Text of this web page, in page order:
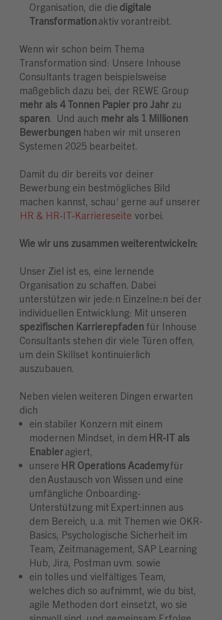
Organisation, die die digitale
Transformationaktiv vorantreibt.
Wenn wir schon beim Thema
Transformation sind: Unsere Inhouse
Consultants tragen beispielsweise
maßgeblich dazu bei, der REWE Group
mehr als 4 Tonnen Papier pro Jahr zu
sparen. Und auch mehr als 1 Millionen
Bewerbungen haben wir mit unseren
Systemen 2025 bearbeitet.
Damit du dir bereits vor deiner
Bewerbung ein bestmögliches Bild
machen kannst, schau‘ gerne auf unserer
HR & HR-IT-Karriereseite vorbei.
Wie wir uns zusammen weiterentwickeln:
Unser Ziel ist es, eine lernende
Organisation zu schaffen. Dabei
unterstützen wir jede:n Einzelne:n bei der
individuellen Entwicklung: Mit unseren
spezifischen Karrierepfaden für Inhouse
Consultants stehen dir viele Türen offen,
um dein Skillset kontinuierlich
auszubauen.
Neben vielen weiteren Dingen erwarten
dich
ein stabiler Konzern mit einem
modernen Mindset, in dem HR-IT als
Enableragiert,
unsere HR Operations Academyfür
den Austausch von Wissen und eine
umfängliche Onboarding-
Unterstützung mit Expert:innen aus
dem Bereich, u.a. mit Themen wie OKR-
Basics, Psychologische Sicherheit im
Team, Zeitmanagement, SAP Learning
Hub, Jira, Postman uvm. sowie
ein tolles und vielfältiges Team,
welches dich so aufnimmt, wie du bist,
agile Methoden dort einsetzt, wo sie